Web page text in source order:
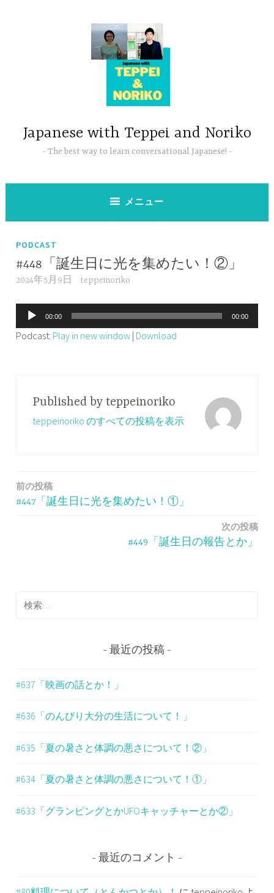
Japanese with Teppei and Noriko
The best way to learn conversational Japanese!
メニュー
PODCAST
#448「誕生日に光を集めたい！②」
2024年5月9日 teppeinoriko
声
プ
00:00 00:00
Podcast: Play in new window | Download
Published by teppeinoriko
teppeinoriko のすべての投稿を表示
投
ー
前の投稿
#447「誕生日に光を集めたい！①」
次の投稿
#449「誕生日の報告とか」
検
最近の投稿
#637「映画の話とか！」
#636「のんびり大分の生活について！」
#635「夏の暑さと体調の悪さについて！②」
#634「夏の暑さと体調の悪さについて！①」
#633「グランピングとかUFOキャッチャーとか②」
最近のコメント